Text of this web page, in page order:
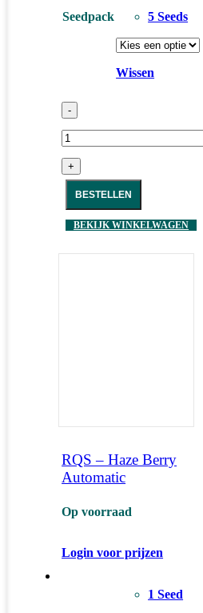
Seedpack 5 Seeds
Wissen
-
+
BESTELLEN
BEKIJK WINKELWAGEN
RQS – Haze Berry
Automatic
Op voorraad
Login voor prijzen
1 Seed